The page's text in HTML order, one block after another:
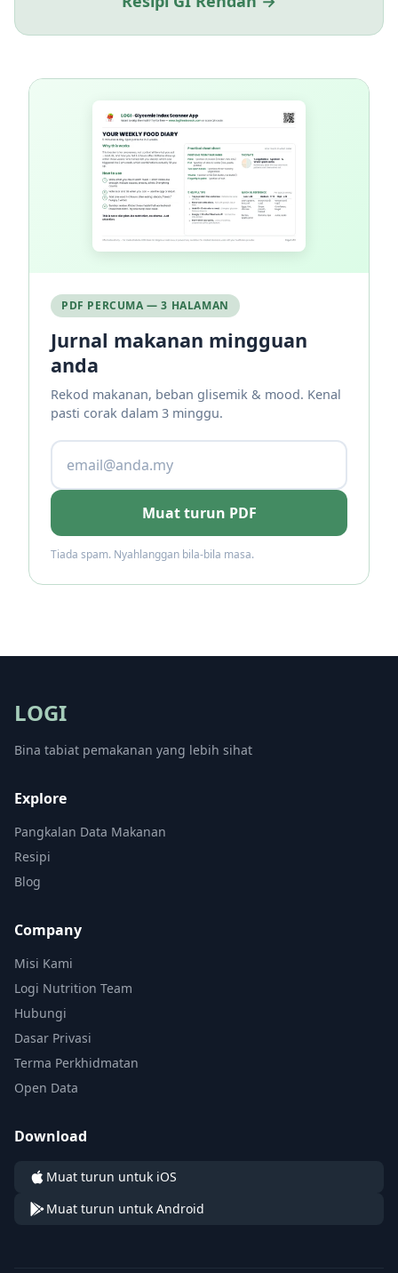
PDF PERCUMA — 3 HALAMAN
Jurnal makanan mingguan
anda
Rekod makanan, beban glisemik & mood. Kenal
pasti corak dalam 3 minggu.
Muat turun PDF
Tiada spam. Nyahlanggan bila-bila masa.
LOGI
Bina tabiat pemakanan yang lebih sihat
Explore
Pangkalan Data Makanan
Resipi
Blog
Company
Misi Kami
Logi Nutrition Team
Hubungi
Dasar Privasi
Terma Perkhidmatan
Open Data
Download
Muat turun untuk iOS
Muat turun untuk Android